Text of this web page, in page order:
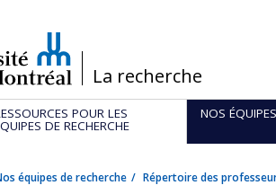
/La recherche
POUR LES
DE RECHERCHE
NOS
équipes de recherche Répertoire des